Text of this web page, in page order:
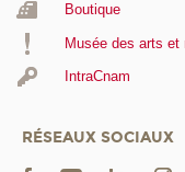
Boutique
Musée des arts et
IntraCnam
RÉSEAUX SOCIAUX